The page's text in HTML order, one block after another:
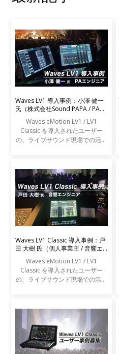
Waves LV1 導入事例：小澤 健一
氏（株式会社Sound PAPA / PAエ
Waves eMotion LV1 / LV1
Classic を導入されたユーザー
の、ライブサウンド現場での活用
Waves LV1 Classic 導入事例：戸
田 大樹 氏（個人事業主 / 音響エ
Waves eMotion LV1 / LV1
Classic を導入されたユーザー
の、ライブサウンド現場での活用